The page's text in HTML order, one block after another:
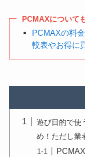
PCMAXについて
PCMAXの料
較表やお得に
遊び目的で使
め！ただし業